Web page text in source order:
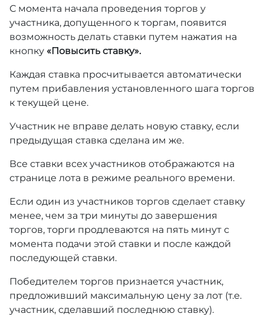
С момента начала проведения торгов у
участника, допущенного к торгам, появится
возможность делать ставки путем нажатия на
кнопку «Повысить ставку».
Каждая ставка просчитывается автоматически
путем прибавления установленного шага торгов
к текущей цене.
Участник не вправе делать новую ставку, если
предыдущая ставка сделана им же.
Все ставки всех участников отображаются на
странице лота в режиме реального времени.
Если один из участников торгов сделает ставку
менее, чем за три минуты до завершения
торгов, торги продлеваются на пять минут с
момента подачи этой ставки и после каждой
последующей ставки.
Победителем торгов признается участник,
предложивший максимальную цену за лот (т.е.
участник, сделавший последнюю ставку).